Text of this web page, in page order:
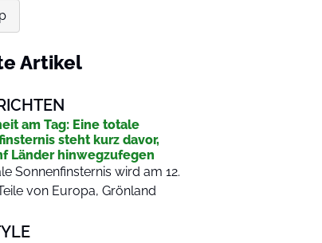
Artikel
am Tag: Eine totale
steht kurz davor,
Länder hinwegzufegen
Sonnenfinsternis wird am 12.
von Europa, Grönland